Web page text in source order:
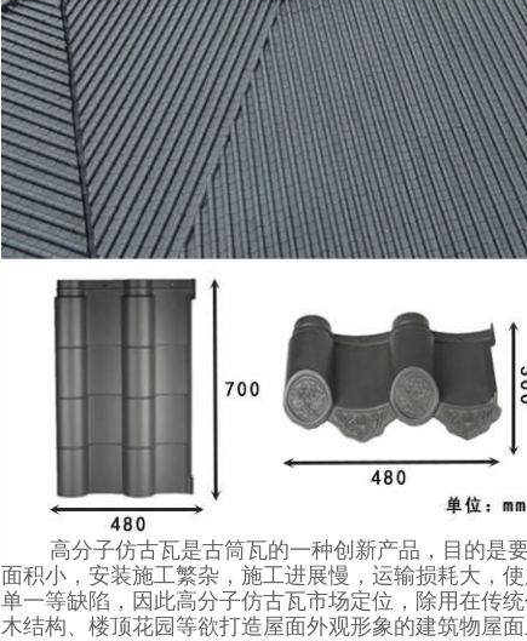
高分子仿古瓦是古筒瓦的一种创新产品，目的是
面积小，安装施工繁杂，施工进展慢，运输损耗大，
单一等缺陷，因此高分子仿古瓦市场定位，除用在传
木结构、楼顶花园等欲打造屋面外观形象的建筑物屋面